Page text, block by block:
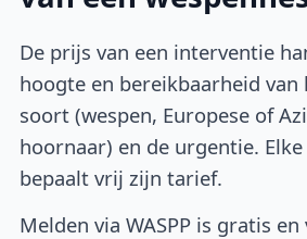
De prijs van een interventie
hoogte en bereikbaarheid van
soort (wespen, Europese of
hoornaar) en de urgentie.
bepaalt vrij zijn tarief.
Melden via WASPP is gratis